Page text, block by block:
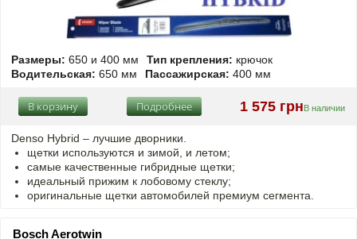
Размеры: 650 и 400 мм Тип крепления: крючок
Водительская: 650 мм Пассажирская: 400 мм
1 575 грнВ наличии
Подробнее
В корзину
Denso Hybrid – лучшие дворники.
щетки используются и зимой, и летом;
самые качественные гибридные щетки;
идеальный прижим к лобовому стеклу;
оригинальные щетки автомобилей премиум сегмента.
Bosch Aerotwin